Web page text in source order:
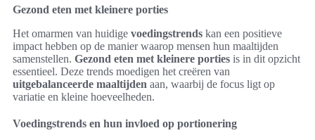
Gezond eten met kleinere porties
Het omarmen van huidige voedingstrends kan een positieve
impact hebben op de manier waarop mensen hun maaltijden
samenstellen. Gezond eten met kleinere porties is in dit opzicht
essentieel. Deze trends moedigen het creëren van
uitgebalanceerde maaltijden aan, waarbij de focus ligt op
variatie en kleine hoeveelheden.
Voedingstrends en hun invloed op portionering